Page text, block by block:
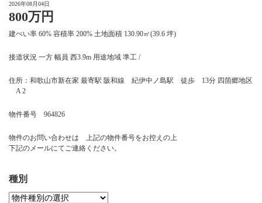
売買情報
月極駐車場のご案内
アクセス
2026年08月04日
800万円
建ぺい率 60% 容積率 200% 土地面積 130.90㎡(39.6 坪)
接道状況 一方 幅員 西3.9m 用途地域 準工 /
住所：和歌山市新在家 最寄駅 阪和線 紀伊中ノ島駅 徒歩 13分 四箇郷地区
A 2
物件番号 964826
物件のお問い合わせは 上記の物件番号をお控えの上
下記のメールにてご連絡ください。
種別